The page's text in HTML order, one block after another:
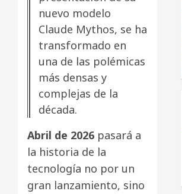
nuevo modelo
Claude Mythos, se ha
transformado en
una de las polémicas
más densas y
complejas de la
década.
Abril de 2026 pasará a
la historia de la
tecnología no por un
gran lanzamiento, sino